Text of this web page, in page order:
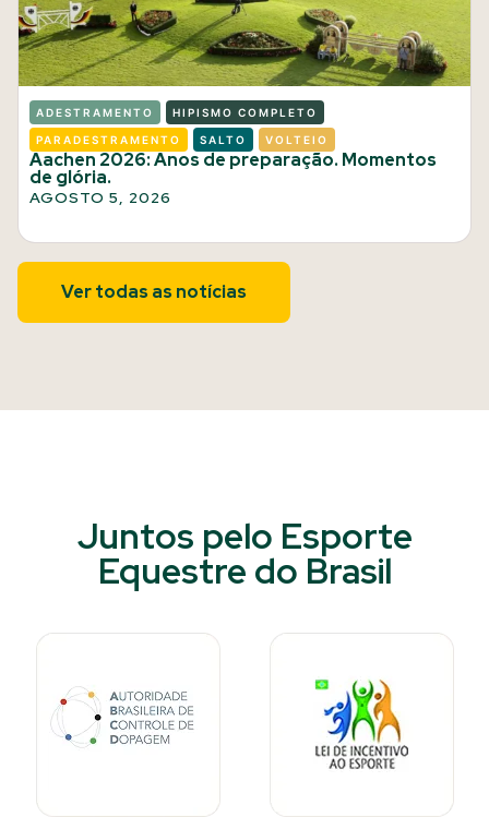
ADESTRAMENTO HIPISMO COMPLETO
PARADESTRAMENTO SALTO VOLTEIO
Aachen 2026: Anos de preparação. Momentos
de glória.
AGOSTO 5, 2026
Ver todas as notícias
Juntos pelo Esporte
Equestre do Brasil​